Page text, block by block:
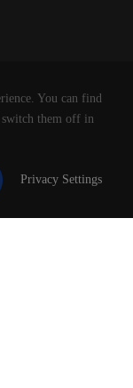
S.L.
You can find
switch them off in
Privacy Settings